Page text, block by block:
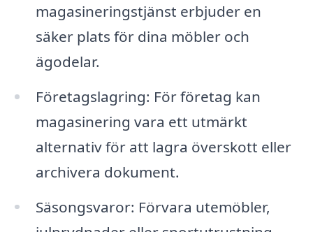
magasineringstjänst erbjuder en
säker plats för dina möbler och
ägodelar.
Företagslagring: För företag kan
magasinering vara ett utmärkt
alternativ för att lagra överskott eller
archivera dokument.
Säsongsvaror: Förvara utemöbler,